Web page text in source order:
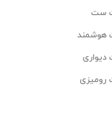
ست
هوشمند
رومیزی